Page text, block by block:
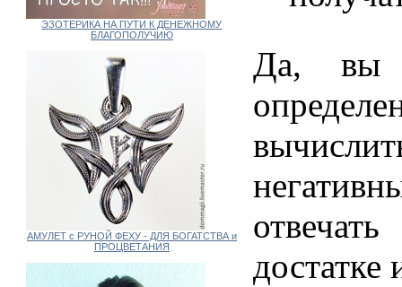
ЭЗОТЕРИКА НА ПУТИ К ДЕНЕЖНОМУ
БЛАГОПОЛУЧИЮ
АМУЛЕТ с РУНОЙ ФЕХУ - ДЛЯ БОГАТСТВА и
ПРОЦВЕТАНИЯ
Да, вы
достатке